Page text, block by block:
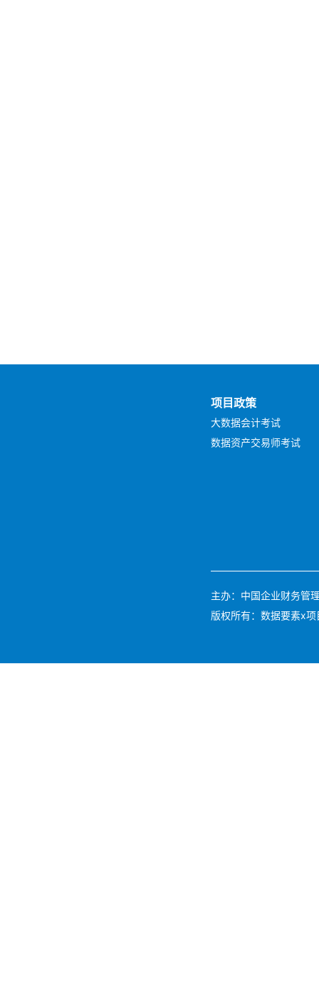
项目政策
大数据会计考试
数据资产交易师考试
主办：中国企业财务
版权所有：数据要素x